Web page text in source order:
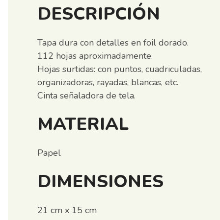
DESCRIPCIÓN
Tapa dura con detalles en foil dorado.
112 hojas aproximadamente.
Hojas surtidas: con puntos, cuadriculadas,
organizadoras, rayadas, blancas, etc.
Cinta señaladora de tela.
MATERIAL
Papel
DIMENSIONES
21 cm x 15 cm